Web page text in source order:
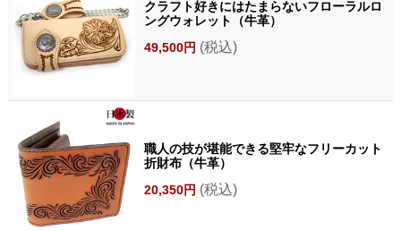
クラフト好きにはたまらないフローラルロ
ングウォレット（牛革）
49,500円 (税込)
職人の技が堪能できる堅牢なフリーカット
折財布（牛革）
20,350円 (税込)